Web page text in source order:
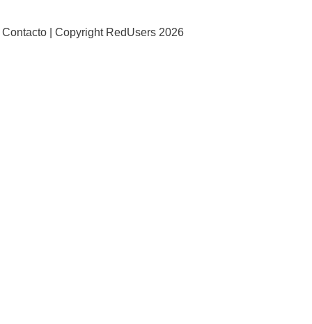
Contacto | Copyright RedUsers 2026